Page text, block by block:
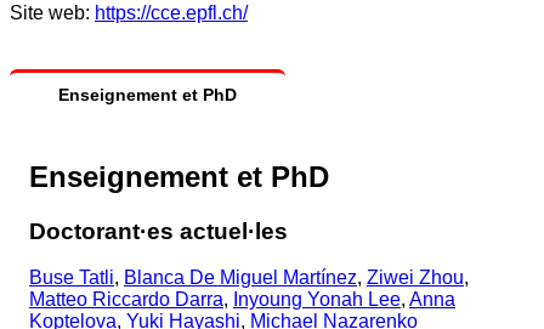
Site web: https://cce.epfl.ch/
Enseignement et PhD
Enseignement et PhD
Doctorant·es actuel·les
Buse Tatli, Blanca De Miguel Martínez, Ziwei Zhou,
Matteo Riccardo Darra, Inyoung Yonah Lee, Anna
Koptelova, Yuki Hayashi, Michael Nazarenko